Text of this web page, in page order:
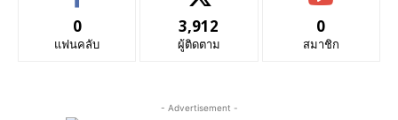
0
แฟนคลับ
3,912
ผู้ติดตาม
0
สมาชิก
- Advertisement -